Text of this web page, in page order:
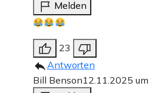
Melden
23
Antworten
Bill Benson12.11.2025